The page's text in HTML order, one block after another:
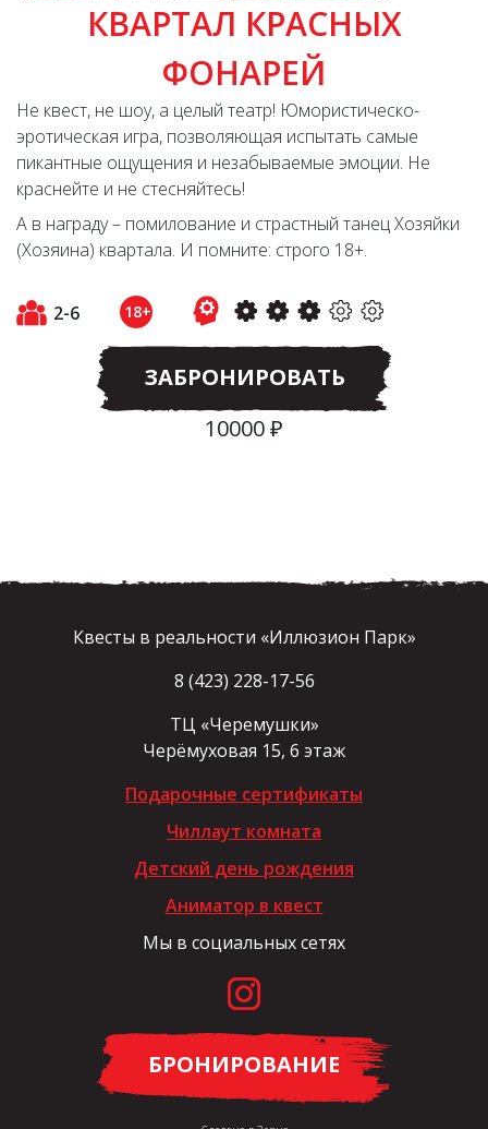
КВАРТАЛ КРАСНЫХ
ФОНАРЕЙ
Не квест, не шоу, а целый театр! Юмористическо-
эротическая игра, позволяющая испытать самые
пикантные ощущения и незабываемые эмоции. Не
краснейте и не стесняйтесь!
А в награду – помилование и страстный танец Хозяйки
(Хозяина) квартала. И помните: строго 18+.
2-6 18+
ЗАБРОНИРОВАТЬ
10000 ₽
Квесты в реальности «Иллюзион Парк»
8 (423) 228-17-56
ТЦ «Черемушки»
Черёмуховая 15, 6 этаж
Подарочные сертификаты
Чиллаут комната
Детский день рождения
Аниматор в квест
Мы в социальных сетях
БРОНИРОВАНИЕ